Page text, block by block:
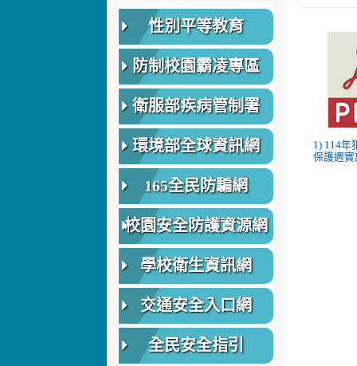
1) 114年
保護週實
性別平等教育
防制校園霸凌專區
衛服部疾病管制署
環境部全球資訊網
165全民防騙網
校園安全防護資源網
學校衛生資訊網
交通安全入口網
全民安全指引